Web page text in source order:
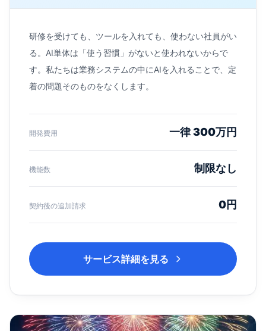
研修を受けても、ツールを入れても、使わない社員がい
る。AI単体は「使う習慣」がないと使われないからで
す。私たちは業務システムの中にAIを入れることで、定
着の問題そのものをなくします。
開発費用 一律 300万円
機能数 制限なし
契約後の追加請求 0円
サービス詳細を見る